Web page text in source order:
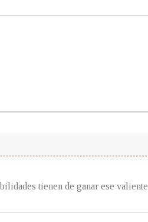
tienen de ganar ese valiente